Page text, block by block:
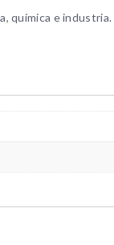
química e